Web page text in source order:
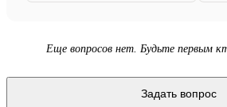
Еще вопросов нет. Будьте первым
Задать вопрос